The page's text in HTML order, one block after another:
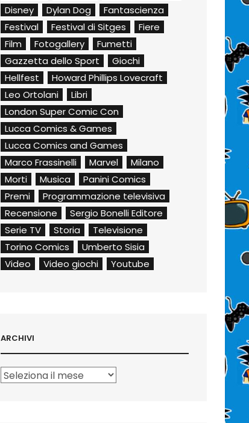
Disney
Dylan Dog
Fantascienza
Festival
Festival di Sitges
Fiere
Film
Fotogallery
Fumetti
Gazzetta dello Sport
Giochi
Hellfest
Howard Phillips Lovecraft
Leo Ortolani
Libri
London Super Comic Con
Lucca Comics & Games
Lucca Comics and Games
Marco Frassinelli
Marvel
Milano
Morti
Musica
Panini Comics
Premi
Programmazione televisiva
Recensione
Sergio Bonelli Editore
Serie TV
Storia
Televisione
Torino Comics
Umberto Sisia
Video
Video giochi Youtube
ARCHIVI
Archivi